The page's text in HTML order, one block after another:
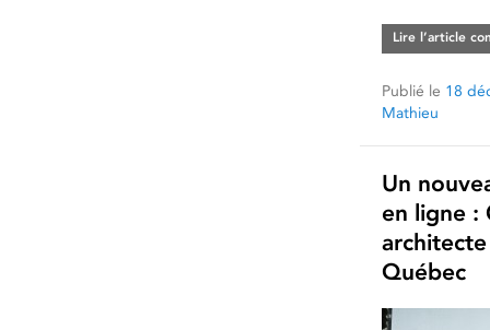
Lire l’article
Publié le 18
Mathieu
Un
en ligne :
Québec